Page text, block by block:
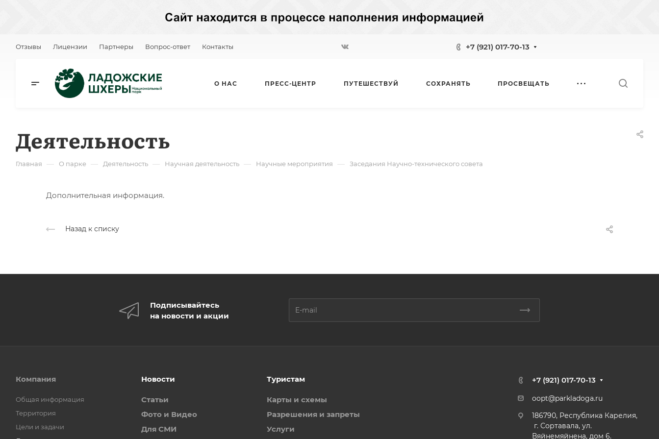
Отзывы Лицензии Партнеры Вопрос-ответ Контакты +7 (921) 017-70-13
О НАС ПРЕСС-ЦЕНТР ПУТЕШЕСТВУЙ СОХРАНЯТЬ ПРОСВЕЩАТЬ
Деятельность
Главная — О парке — Деятельность — Научная деятельность — Научные мероприятия — Заседания Научно-технического совета
Дополнительная информация.
Назад к списку
Подписывайтесь
на новости и акции
Компания
Общая информация
Территория
Цели и задачи
Новости
Статьи
Фото и Видео
Для СМИ
Туристам
Карты и схемы
Разрешения и запреты
Услуги
+7 (921) 017-70-13
oopt@parkladoga.ru
186790, Республика Карелия,
г. Сортавала, ул.
Вяйнемяйнена, дом 6.